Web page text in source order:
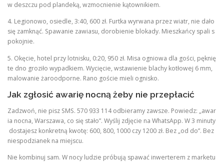
w deszczu pod plandeką, wzmocnienie kątownikiem.
4. Legionowo, osiedle, 3:40, 600 zł. Furtka wyrwana przez wiatr, nie dało
się zamknąć. Spawanie zawiasu, dorobienie blokady. Mieszkańcy spali s
pokojnie.
5. Okęcie, hotel przy lotnisku, 0:20, 950 zł. Misa ogniowa dla gości, pęknię
te dno groziło wypadkiem. Wycięcie, wstawienie blachy kotłowej 6 mm,
malowanie żaroodporne. Rano goście mieli ognisko.
Jak zgłosić awarię nocną żeby nie przepłacić
Zadzwoń, nie pisz SMS. 570 933 114 odbieramy zawsze. Powiedz: „awar
ia nocna, Warszawa, co się stało”. Wyślij zdjęcie na WhatsApp. W 3 minuty
dostajesz konkretną kwotę: 600, 800, 1000 czy 1200 zł. Bez „od do”. Bez
niespodzianek na miejscu.
Nie kombinuj sam. W nocy ludzie próbują spawać inwerterem z marketu